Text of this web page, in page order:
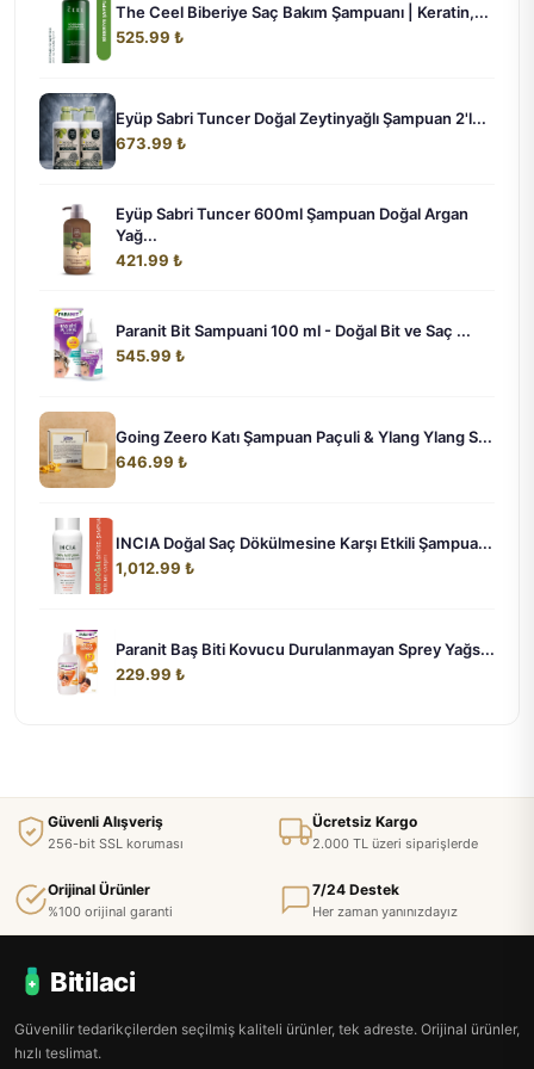
The Ceel Biberiye Saç Bakım Şampuanı | Keratin,...
525.99 ₺
Eyüp Sabri Tuncer Doğal Zeytinyağlı Şampuan 2'l...
673.99 ₺
Eyüp Sabri Tuncer 600ml Şampuan Doğal Argan
Yağ...
421.99 ₺
Paranit Bit Sampuani 100 ml - Doğal Bit ve Saç ...
545.99 ₺
Going Zeero Katı Şampuan Paçuli & Ylang Ylang S...
646.99 ₺
INCIA Doğal Saç Dökülmesine Karşı Etkili Şampua...
1,012.99 ₺
Paranit Baş Biti Kovucu Durulanmayan Sprey Yağs...
229.99 ₺
Güvenli Alışveriş
256-bit SSL koruması
Ücretsiz Kargo
2.000 TL üzeri siparişlerde
Orijinal Ürünler
%100 orijinal garanti
7/24 Destek
Her zaman yanınızdayız
Bitilaci
Güvenilir tedarikçilerden seçilmiş kaliteli ürünler, tek adreste. Orijinal ürünler,
hızlı teslimat.